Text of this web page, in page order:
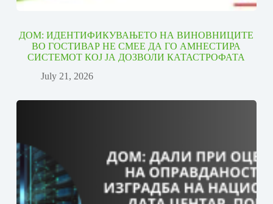
ДОМ: ИДЕНТИФИКУВАЊЕТО НА ВИНОВНИЦИТЕ
ВО ГОСТИВАР НЕ СМЕЕ ДА ГО АМНЕСТИРА
СИСТЕМОТ КОЈ ЈА ДОЗВОЛИ КАТАСТРОФАТА
July 21, 2026